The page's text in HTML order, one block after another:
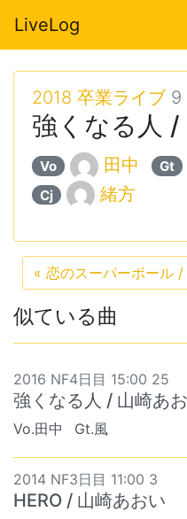
LiveLog
2018 卒業ライブ9
強くなる人 /
Vo 田中 Gt
Cj 緒方
« 恋のスーパーボール
似ている曲
2016 NF4日目 15:00 25
強くなる人 / 山崎あ
Vo.田中 Gt.風
2014 NF3日目 11:00 3
HERO / 山崎あおい